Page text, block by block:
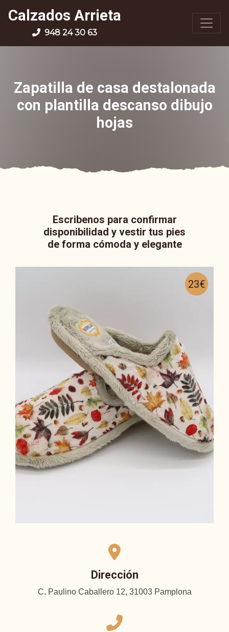
Calzados Arrieta
948 24 30 63
Zapatilla de casa destalonada
con plantilla descanso dibujo
hojas
Escribenos para confirmar
disponibilidad y vestir tus pies
de forma cómoda y elegante
23€
Dirección
C. Paulino Caballero 12, 31003 Pamplona